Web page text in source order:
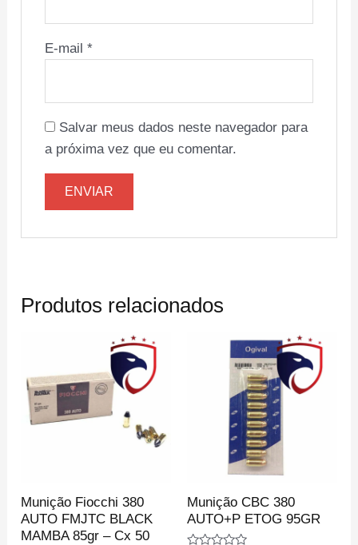
E-mail *
Salvar meus dados neste navegador para
a próxima vez que eu comentar.
Produtos relacionados
Munição Fiocchi 380
AUTO FMJTC BLACK
MAMBA 85gr – Cx 50
Munição CBC 380
AUTO+P ETOG 95GR